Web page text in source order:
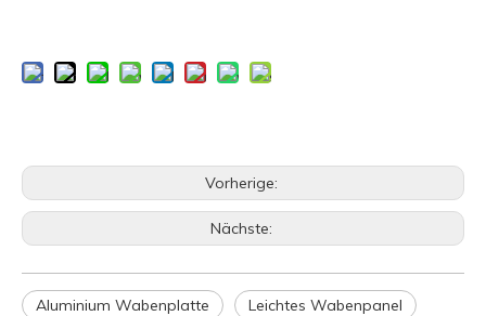
Vorherige:
Nächste:
Aluminium Wabenplatte Leichtes Wabenpanel